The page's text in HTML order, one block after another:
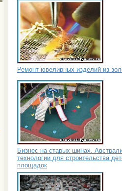
Ремонт ювелирных изделий из
Бизнес на старых шинах.
технологии для строительства
площадок